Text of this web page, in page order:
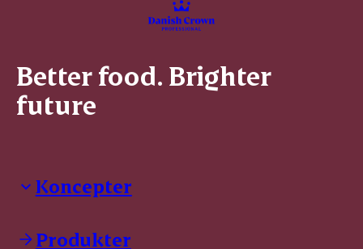
Better food. Brighter
future
Koncepter
Dyrbar
Produkter